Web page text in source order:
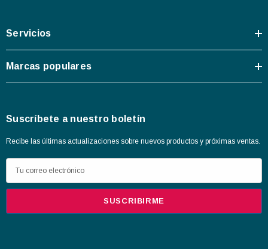
Servicios
Marcas populares
Suscríbete a nuestro boletín
Recibe las últimas actualizaciones sobre nuevos productos y próximas ventas.
i
e